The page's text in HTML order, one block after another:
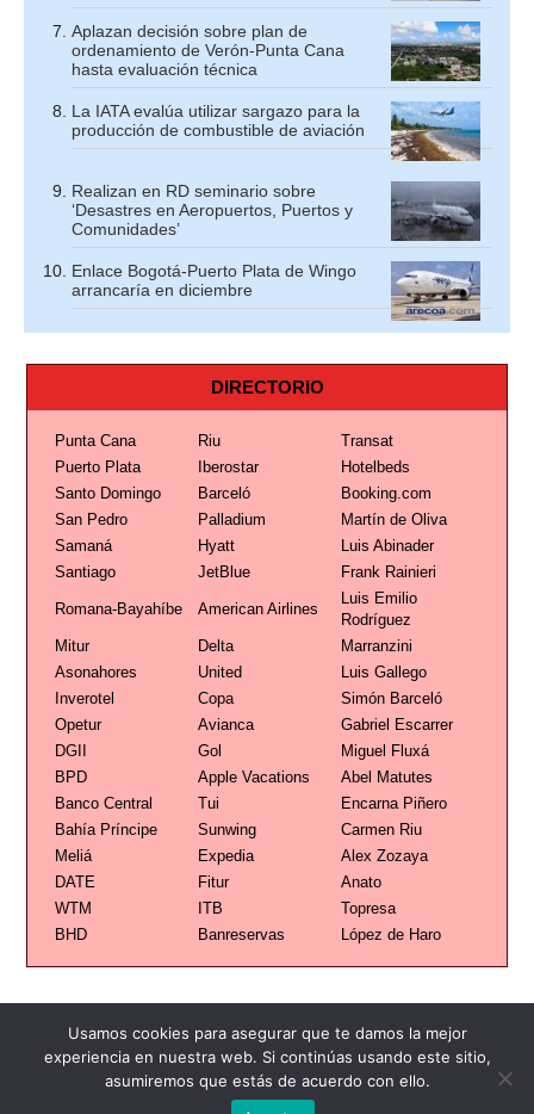
Aplazan decisión sobre plan de
ordenamiento de Verón-Punta Cana
hasta evaluación técnica
La IATA evalúa utilizar sargazo para la
producción de combustible de aviación
Realizan en RD seminario sobre
‘Desastres en Aeropuertos, Puertos y
Comunidades’
Enlace Bogotá-Puerto Plata de Wingo
arrancaría en diciembre
DIRECTORIO
Punta Cana Riu
Transat
Puerto Plata
Iberostar
Hotelbeds
Santo Domingo
Barceló
Booking.com
San Pedro
Palladium
Martín de Oliva
Samaná
Hyatt
Luis Abinader
Santiago
JetBlue Frank Rainieri
Romana-Bayahíbe American Airlines
Luis Emilio
Rodríguez
Mitur
Delta
Marranzini
Asonahores
United
Luis Gallego
Inverotel
Copa
Simón Barceló
Opetur
Avianca
Gabriel Escarrer
DGII
Gol
Miguel Fluxá
BPD
Apple Vacations
Abel Matutes
Banco Central
Tui
Encarna Piñero
Bahía Príncipe
Sunwing
Carmen Riu
Meliá
Expedia
Alex Zozaya
DATE
Fitur
Anato
WTM
ITB
Topresa
BHD
Banreservas López de Haro
Usamos cookies para asegurar que te damos la mejor
experiencia en nuestra web. Si continúas usando este sitio,
asumiremos que estás de acuerdo con ello.
Publicidad Redacción Contacto